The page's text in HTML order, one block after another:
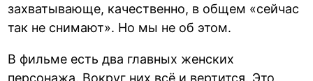
захватывающе, качественно, в общем «сейчас
так не снимают». Но мы не об этом.
В фильме есть два главных женских
персонажа. Вокруг них всё и вертится. Это